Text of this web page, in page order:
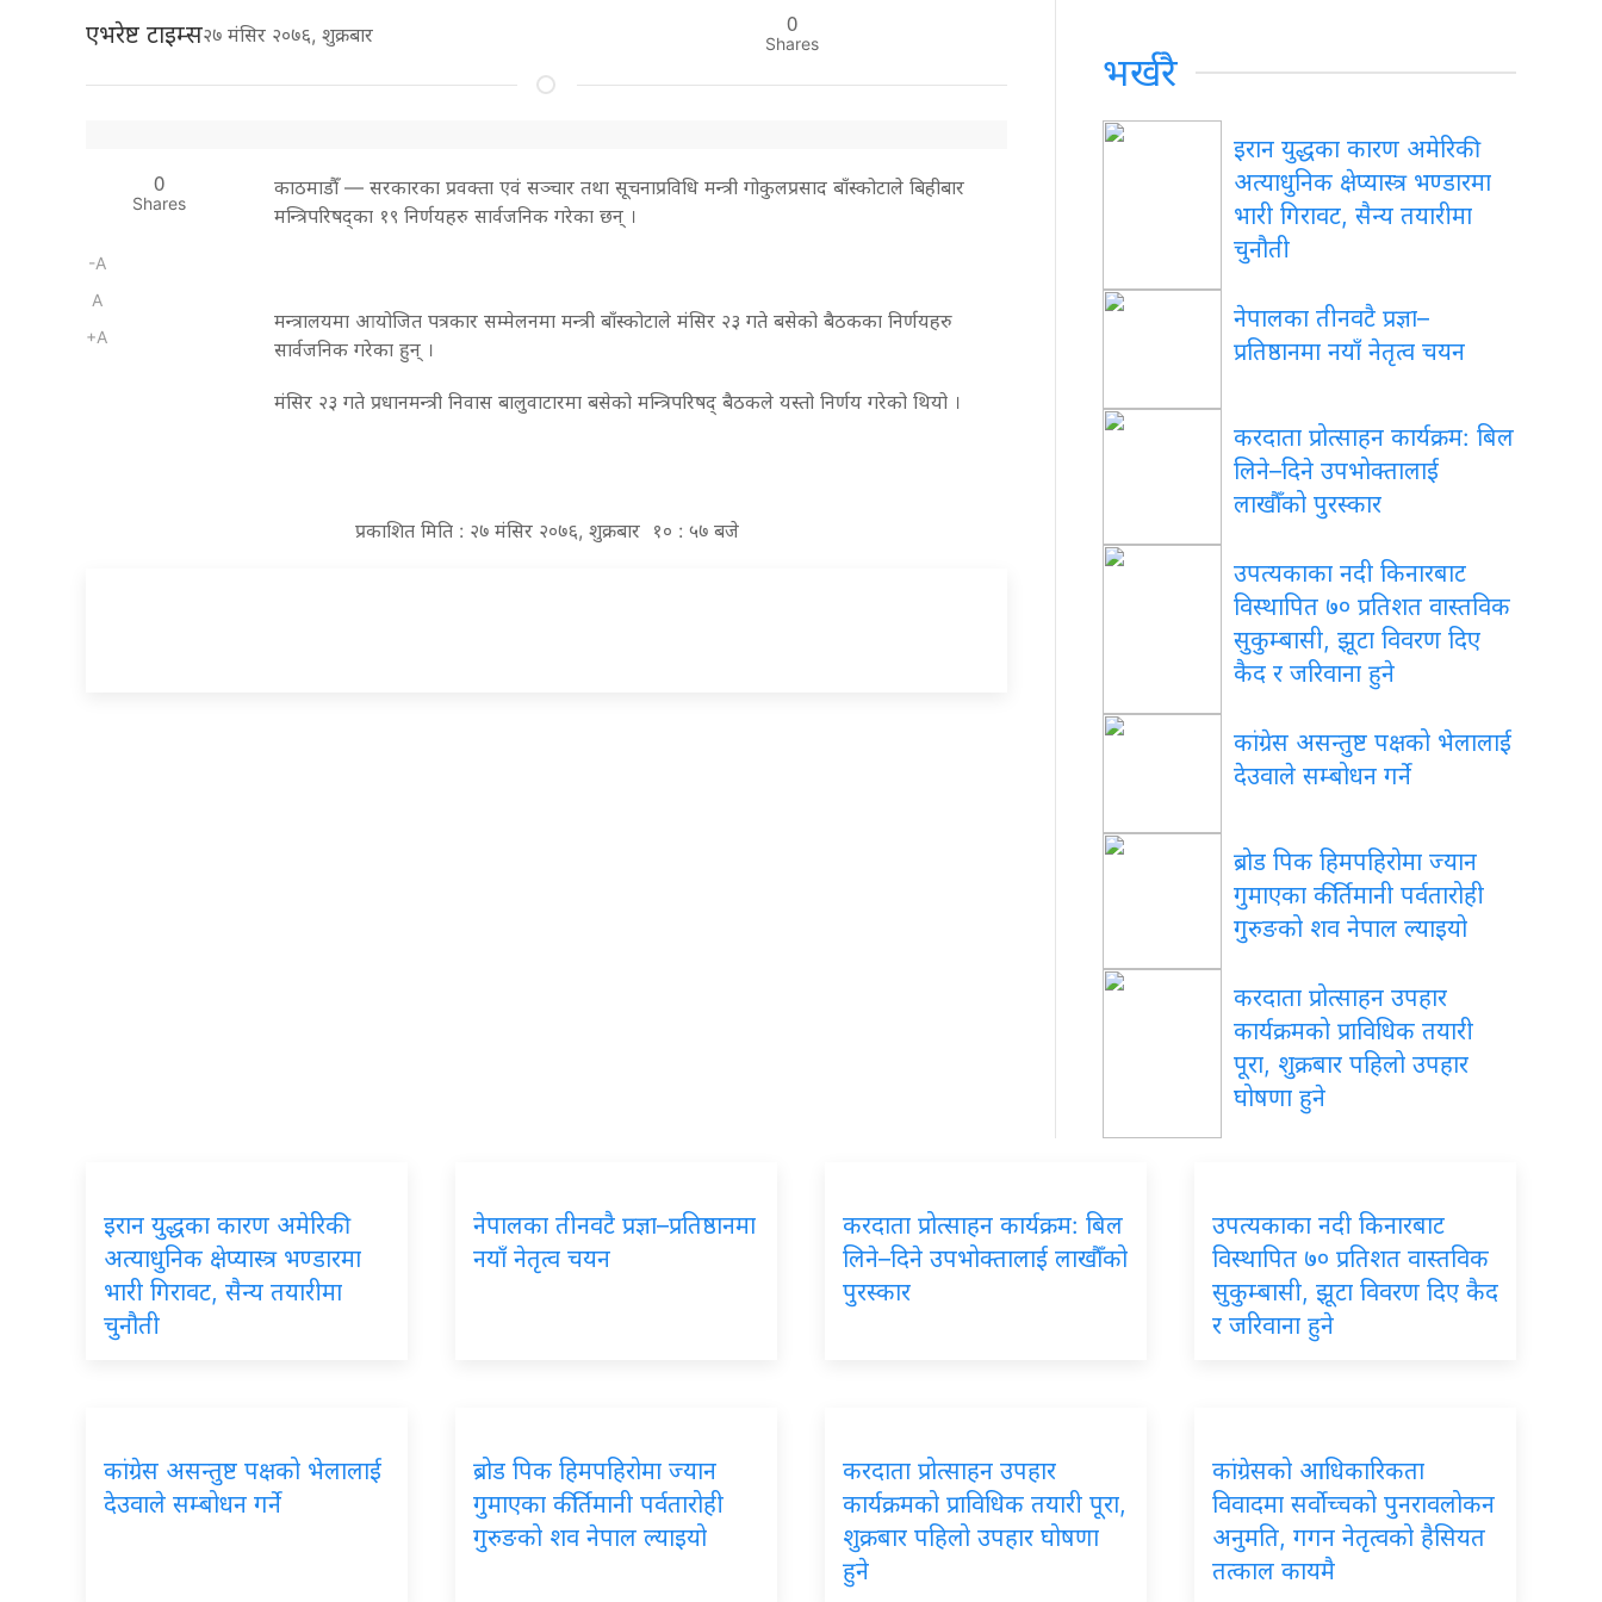
एभरेष्ट टाइम्स२७ मंसिर २०७६, शुक्रबार 0
Shares
0
Shares
-A
A
+A
काठमाडौँ — सरकारका प्रवक्ता एवं सञ्चार तथा सूचनाप्रविधि मन्त्री गोकुलप्रसाद बाँस्कोटाले बिहीबार
मन्त्रिपरिषद्का १९ निर्णयहरु सार्वजनिक गरेका छन् ।
मन्त्रालयमा आयोजित पत्रकार सम्मेलनमा मन्त्री बाँस्कोटाले मंसिर २३ गते बसेको बैठकका निर्णयहरु
सार्वजनिक गरेका हुन् ।
मंसिर २३ गते प्रधानमन्त्री निवास बालुवाटारमा बसेको मन्त्रिपरिषद् बैठकले यस्तो निर्णय गरेको थियो ।
प्रकाशित मिति : २७ मंसिर २०७६, शुक्रबार १० : ५७ बजे
भर्खरै
इरान युद्धका कारण अमेरिकी
अत्याधुनिक क्षेप्यास्त्र भण्डारमा
भारी गिरावट, सैन्य तयारीमा
चुनौती
नेपालका तीनवटै प्रज्ञा–
प्रतिष्ठानमा नयाँ नेतृत्व चयन
करदाता प्रोत्साहन कार्यक्रम: बिल
लिने–दिने उपभोक्तालाई
लाखौँको पुरस्कार
उपत्यकाका नदी किनारबाट
विस्थापित ७० प्रतिशत वास्तविक
सुकुम्बासी, झूटा विवरण दिए
कैद र जरिवाना हुने
कांग्रेस असन्तुष्ट पक्षको भेलालाई
देउवाले सम्बोधन गर्ने
ब्रोड पिक हिमपहिरोमा ज्यान
गुमाएका कीर्तिमानी पर्वतारोही
गुरुङको शव नेपाल ल्याइयो
करदाता प्रोत्साहन उपहार
कार्यक्रमको प्राविधिक तयारी
पूरा, शुक्रबार पहिलो उपहार
घोषणा हुने
इरान युद्धका कारण अमेरिकी
अत्याधुनिक क्षेप्यास्त्र भण्डारमा
भारी गिरावट, सैन्य तयारीमा
चुनौती
नेपालका तीनवटै प्रज्ञा–प्रतिष्ठानमा
नयाँ नेतृत्व चयन
करदाता प्रोत्साहन कार्यक्रम: बिल
लिने–दिने उपभोक्तालाई लाखौँको
पुरस्कार
उपत्यकाका नदी किनारबाट
विस्थापित ७० प्रतिशत वास्तविक
सुकुम्बासी, झूटा विवरण दिए कैद
र जरिवाना हुने
कांग्रेस असन्तुष्ट पक्षको भेलालाई
देउवाले सम्बोधन गर्ने
ब्रोड पिक हिमपहिरोमा ज्यान
गुमाएका कीर्तिमानी पर्वतारोही
गुरुङको शव नेपाल ल्याइयो
करदाता प्रोत्साहन उपहार
कार्यक्रमको प्राविधिक तयारी पूरा,
शुक्रबार पहिलो उपहार घोषणा
हुने
कांग्रेसको आधिकारिकता
विवादमा सर्वोच्चको पुनरावलोकन
अनुमति, गगन नेतृत्वको हैसियत
तत्काल कायमै